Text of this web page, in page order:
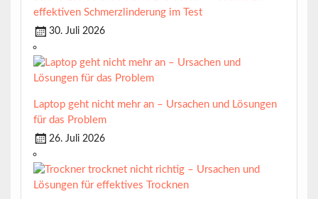
effektiven Schmerzlinderung im Test
30. Juli 2026
Laptop geht nicht mehr an – Ursachen und Lösungen
für das Problem
26. Juli 2026